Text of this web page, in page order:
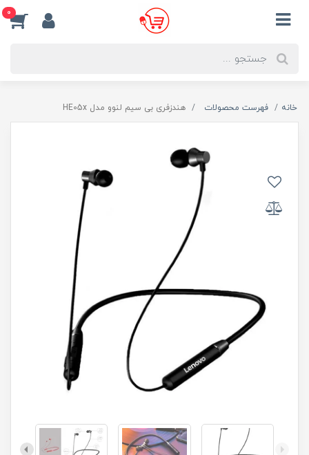
0
خانه فهرست محصولات هندزفری بی سیم لنوو مدل HE05x